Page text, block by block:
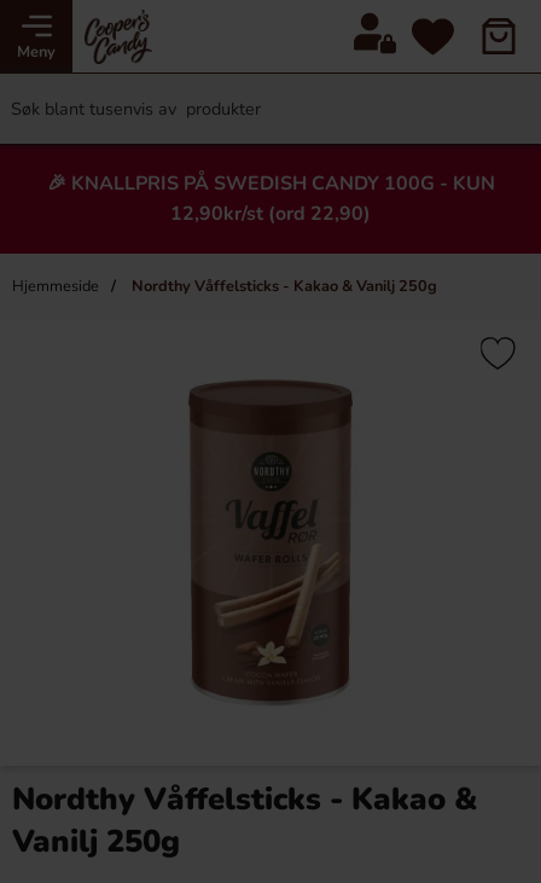
Meny
🎉 KNALLPRIS PÅ SWEDISH CANDY 100G - KUN
12,90kr/st (ord 22,90)
Hjemmeside Nordthy Våffelsticks - Kakao & Vanilj 250g
Heading
×
250gram
109.91 kr
Nordthy Våffelsticks - Kakao &
Vanilj 250g